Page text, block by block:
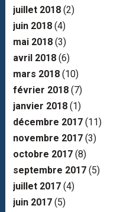
juillet 2018(2)
juin 2018(4)
mai 2018(3)
avril 2018(6)
mars 2018(10)
février 2018(7)
janvier 2018(1)
décembre 2017(11)
novembre 2017(3)
octobre 2017(8)
septembre 2017(5)
juillet 2017(4)
juin 2017(5)